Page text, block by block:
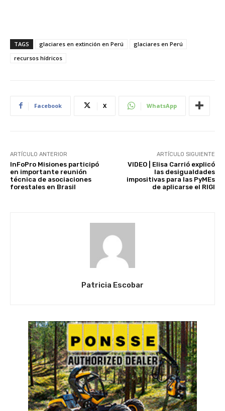
TAGS glaciares en extinción en Perú
glaciares en Perú
recursos hídricos
Facebook X WhatsApp
ARTÍCULO ANTERIOR
InFoPro Misiones participó
en importante reunión
técnica de asociaciones
forestales en Brasil
ARTÍCULO SIGUIENTE
VIDEO | Elisa Carrió explicó
las desigualdades
impositivas para las PyMEs
de aplicarse el RIGI
Patricia Escobar